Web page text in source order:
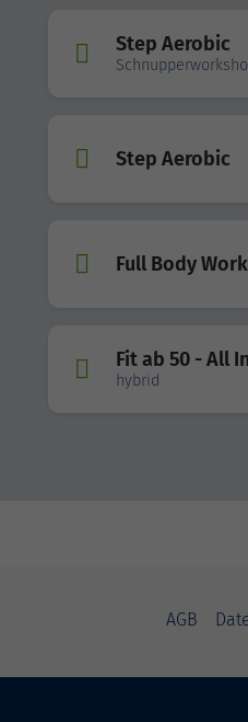
Step Aerobic
Step Aerobic
Full Body
Fit ab 50 - All
hybrid
AGB